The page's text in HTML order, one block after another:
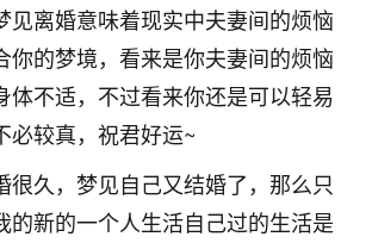
见离婚意味着现实中夫妻间的烦恼
你的梦境，看来是你夫妻间的烦恼
体不适，不过看来你还是可以轻易
必较真，祝君好运~
很久，梦见自己又结婚了，那么只
的新的一个人生活自己过的生活是
度法事？我想给我奶奶做超度，她今年
童：我母亲前年离世，刚开始我经常
，后来也是朋友介绍，找到慧来老
始是半信半疑的，图个心安，给亡母
在看来，人不信也不行。